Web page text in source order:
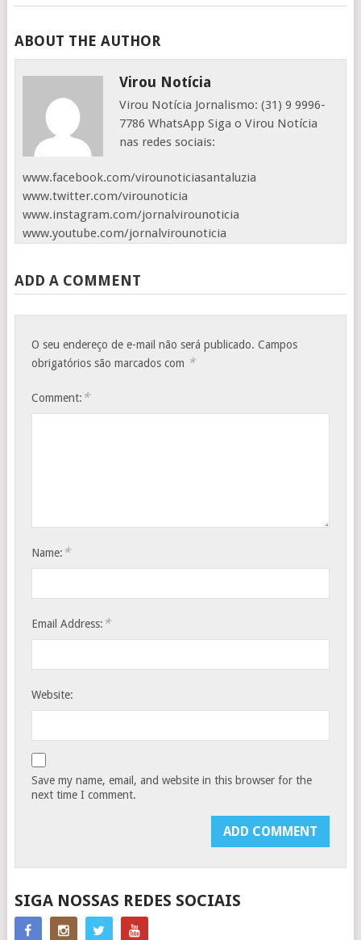
ABOUT THE AUTHOR
Virou Notícia
Virou Notícia Jornalismo: (31) 9 9996-
7786 WhatsApp Siga o Virou Notícia
nas redes sociais:
www.facebook.com/virounoticiasantaluzia
www.twitter.com/virounoticia
www.instagram.com/jornalvirounoticia
www.youtube.com/jornalvirounoticia
ADD A COMMENT
O seu endereço de e-mail não será publicado. Campos
obrigatórios são marcados com *
Comment: *
Name: *
Email Address: *
Website:
Save my name, email, and website in this browser for the
next time I comment.
SIGA NOSSAS REDES SOCIAIS